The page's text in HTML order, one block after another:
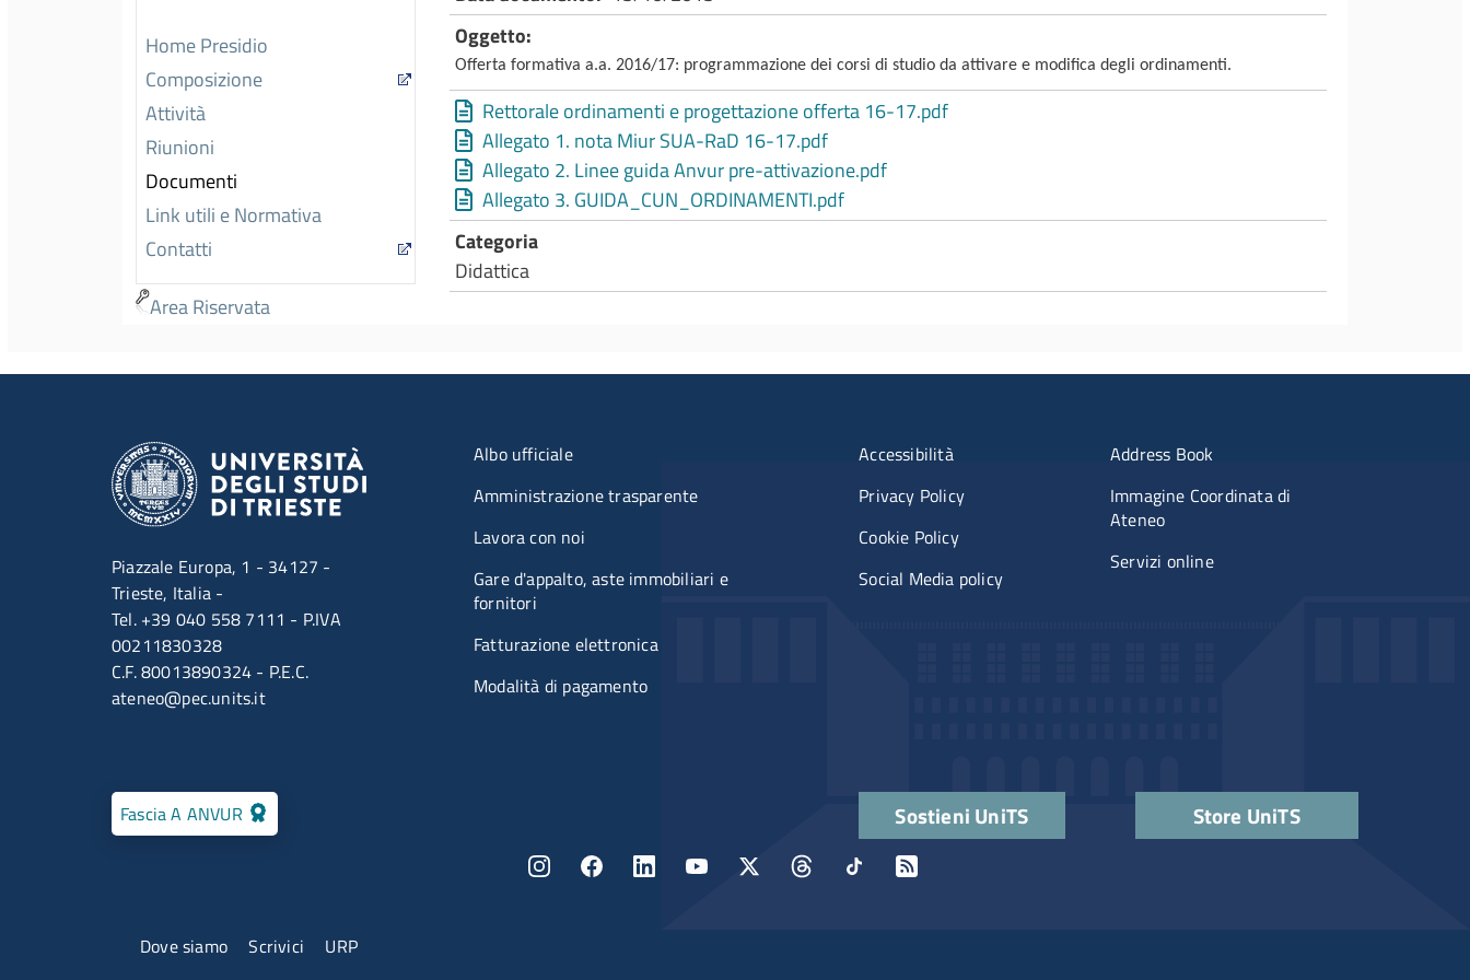
Home Presidio
Composizione
Attività
Riunioni
Documenti
Link utili e Normativa
Contatti
Area Riservata
Oggetto
Offerta formativa a.a. 2016/17: programmazione dei corsi di studio da attivare e modifica degli ordinamenti.
Rettorale ordinamenti e progettazione offerta 16-17.pdf
Allegato 1. nota Miur SUA-RaD 16-17.pdf
Allegato 2. Linee guida Anvur pre-attivazione.pdf
Allegato 3. GUIDA_CUN_ORDINAMENTI.pdf
Categoria
Didattica
Piazzale Europa, 1 - 34127 -
Trieste, Italia -
Tel. +39 040 558 7111 - P.IVA
00211830328
C.F. 80013890324 - P.E.C.
ateneo@pec.units.it
Fascia A ANVUR
Menu contatti
Dove siamo Scrivici URP
Menu organizzazione
Albo ufficiale
Amministrazione trasparente
Lavora con noi
Gare d'appalto, aste immobiliari e
fornitori
Fatturazione elettronica
Modalità di pagamento
Menù riferimenti
Accessibilità
Privacy Policy
Cookie Policy
Social Media policy
Menu portale
Address Book
Immagine Coordinata di
Ateneo
Servizi online
Quick links
Sostieni UniTS Store UniTS
Menu social